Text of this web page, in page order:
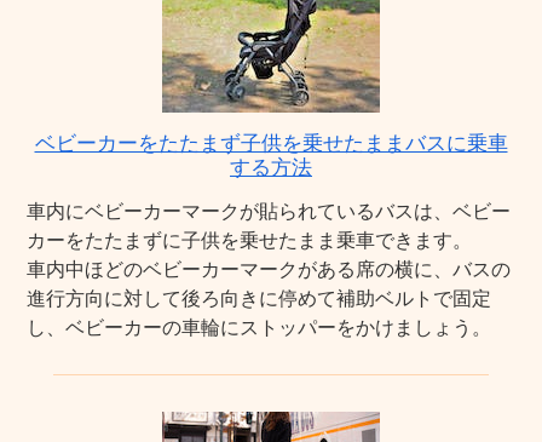
ベビーカーをたたまず子供を乗せたままバスに乗車
する方法
車内にベビーカーマークが貼られているバスは、ベビー
カーをたたまずに子供を乗せたまま乗車できます。
車内中ほどのベビーカーマークがある席の横に、バスの
進行方向に対して後ろ向きに停めて補助ベルトで固定
し、ベビーカーの車輪にストッパーをかけましょう。